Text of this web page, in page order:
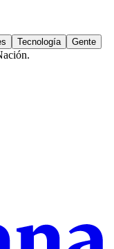
Tecnología Gente
.